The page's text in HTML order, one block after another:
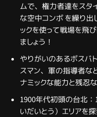
ムで、権力者達をスタ
な空中コンボ を繰り
ックを使って戦場を飛
ましょう！
やりがいのあるボスバ
スマン、軍の指導者な
ナミックな能力と残忍
1900年代初頭の台北
いだいとう）エリアを